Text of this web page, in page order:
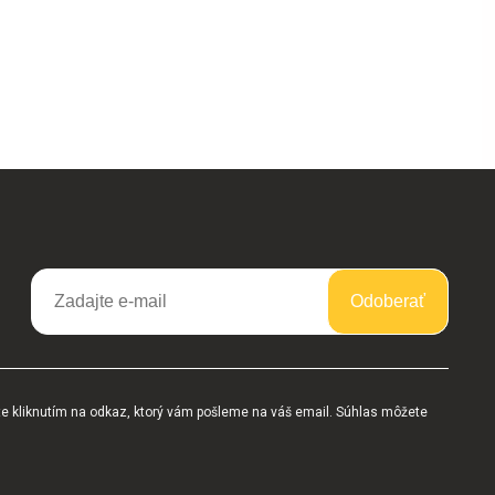
Odoberať
na odkaz, ktorý vám pošleme na váš email. Súhlas môžete